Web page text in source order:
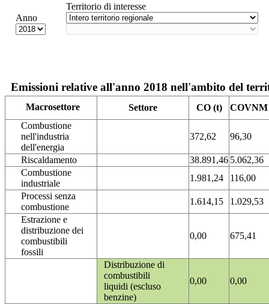
Anno
Territorio di interesse
Emissioni relative all'anno 2018 nell'ambito del
Macrosettore Settore CO (t)
COVNM
Combustione
nell'industria
dell'energia
372,62 96,30
Riscaldamento 38.891,46 5.062,36
Combustione
industriale
1.981,24
116,00
Processi senza
combustione
1.614,15
1.029,53
Estrazione e
distribuzione dei
combustibili
fossili
0,00 675,41
Distribuzione di
combustibili
liquidi (escluso
benzine)
0,00 0,00